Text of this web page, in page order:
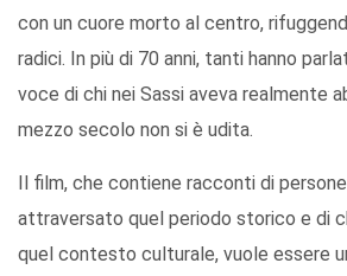
con un cuore morto al centro,
radici. In più di 70 anni, tanti hanno
voce di chi nei Sassi aveva realmente
mezzo secolo non si è udita.
Il film, che contiene racconti di
attraversato quel periodo storico e di
quel contesto culturale, vuole essere